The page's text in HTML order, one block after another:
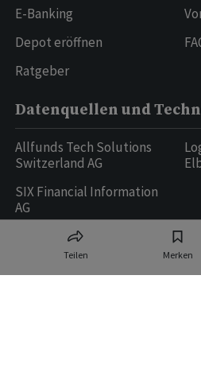
Teilen Merken
E-Banking
Depot eröffnen
Ratgeber
Datenquellen und
Allfunds Tech Solutions
Switzerland AG
SIX Financial Information
AG